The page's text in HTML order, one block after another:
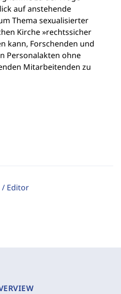
/ Editor
auf anstehende
Thema sexualisierter
Kirche »rechtssicher
kann, Forschenden und
Personalakten ohne
Mitarbeitenden zu